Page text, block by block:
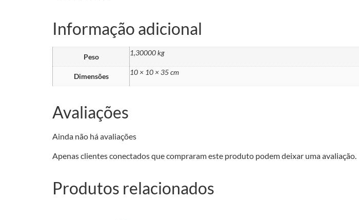
Informação adicional
Peso 1,30000 kg
Dimensões 10 × 10 × 35 cm
Avaliações
Ainda não há avaliações
Apenas clientes conectados que compraram este produto podem deixar uma avaliação.
Produtos relacionados